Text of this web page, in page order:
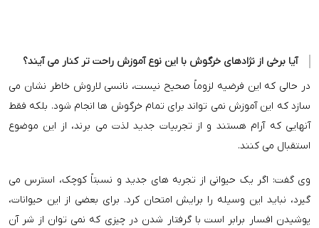
آیا برخی از نژادهای خرگوش با این نوع آموزش راحت تر کنار می آیند؟
در حالی که این فرضیه لزوماً صحیح نیست، نانسی لاروش خاطر نشان می
سازد که این آموزش نمی تواند برای تمام خرگوش ها انجام شود. بلکه فقط
آنهایی که آرام هستند و از تجربیات جدید لذت می برند، از این موضوع
استقبال می کنند.
وی گفت: اگر یک حیوانی از تجربه های جدید و نسبتاً کوچک، استرس می
گیرد، نباید این وسیله را برایش امتحان کرد. برای بعضی از این حیوانات،
پوشیدن افسار برابر است با گرفتار شدن در چیزی که نمی توان از شر آن